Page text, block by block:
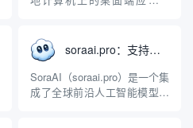
程助手的账号与运行环境而设
计。它目前支持包括
Antigravity IDE、Codex、
GitHub Copilo...
soraai.pro：支持多模型文字转视频和图像生成的在线创作工具
SoraAI（soraai.pro）是一个集
成了全球前沿人工智能模型的